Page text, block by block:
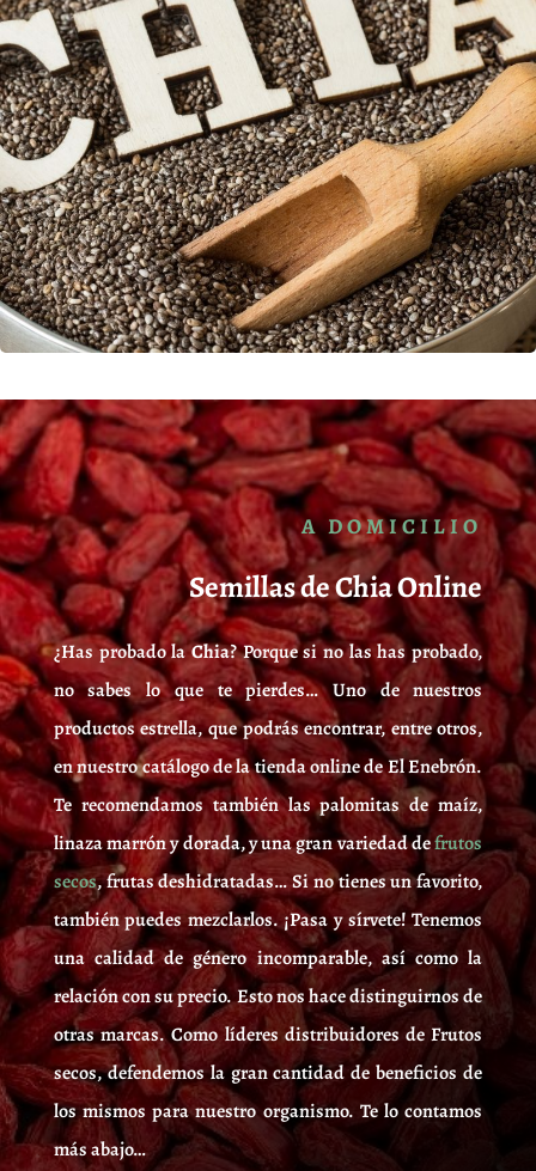
A DOMICILIO
Semillas de Chia Online
¿Has probado laChia? Porque si no las has probado,
no sabes lo que te pierdes… Uno de nuestros
productos estrella, que podrás encontrar, entre otros,
en nuestro catálogo de la tienda online de El Enebrón.
Te recomendamos también las palomitas de maíz,
linaza marrón y dorada, y una gran variedad defrutos
secos, frutas deshidratadas… Si no tienes un favorito,
también puedes mezclarlos. ¡Pasa y sírvete! Tenemos
una calidad de género incomparable, así como la
relación con su precio. Esto nos hace distinguirnos de
otras marcas. Como líderes distribuidores de Frutos
secos, defendemos la gran cantidad de beneficios de
los mismos para nuestro organismo. Te lo contamos
más abajo…